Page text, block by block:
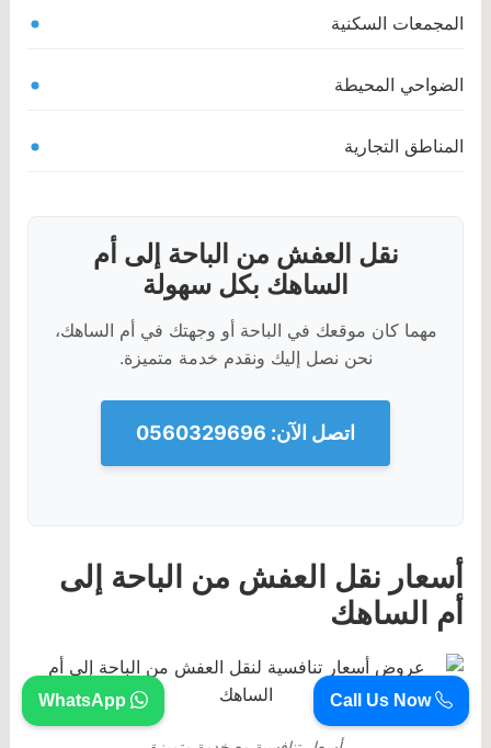
المجمعات السكنية
الضواحي المحيطة
المناطق التجارية
نقل العفش من الباحة إلى أم
الساهك بكل سهولة
مهما كان موقعك في الباحة أو وجهتك في أم الساهك،
نحن نصل إليك ونقدم خدمة متميزة.
اتصل الآن: 0560329696
أسعار نقل العفش من الباحة إلى
أم الساهك
Call Us Now